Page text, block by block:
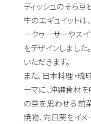
ディッシュのそら
牛のエギュイットは
ークヮーサーやス
をデザインしました
いただきます。
また、日本料理・琉
ーマに、沖縄食材
の空を思わせる前
焼物、向日葵をイ